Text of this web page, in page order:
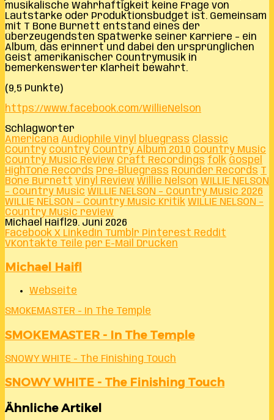
musikalische Wahrhaftigkeit keine Frage von
Lautstärke oder Produktionsbudget ist. Gemeinsam
mit T Bone Burnett entstand eines der
überzeugendsten Spätwerke seiner Karriere – ein
Album, das erinnert und dabei den ursprünglichen
Geist amerikanischer Countrymusik in
bemerkenswerter Klarheit bewahrt.
(9,5 Punkte)
https://www.facebook.com/WillieNelson
Schlagwörter
Americana Audiophile Vinyl bluegrass Classic
Country country Country Album 2010 Country Music
Country Music Review Craft Recordings folk Gospel
HighTone Records Pre-Bluegrass Rounder Records T
Bone Burnett Vinyl Review Willie Nelson WILLIE NELSON
– Country Music WILLIE NELSON – Country Music 2026
WILLIE NELSON – Country Music Kritik WILLIE NELSON –
Country Music review
Michael Haifl 29. Juni 2026
Facebook X LinkedIn Tumblr Pinterest Reddit
VKontakte Teile per E-Mail Drucken
Michael Haifl
Webseite
SMOKEMASTER - In The Temple
SMOKEMASTER - In The Temple
SNOWY WHITE - The Finishing Touch
SNOWY WHITE - The Finishing Touch
Ähnliche Artikel